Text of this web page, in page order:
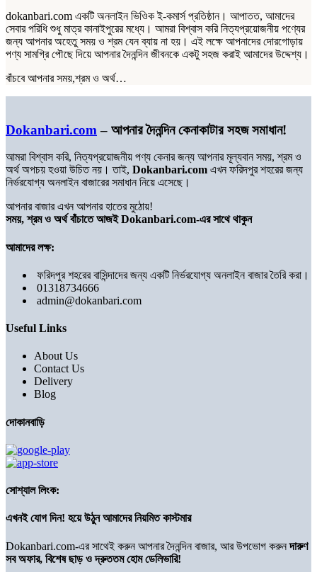
dokanbari.com একটি অনলাইন ভিওিক ই-কমার্স প্রতিষ্ঠান। আপাতত, আমাদের
সেবার পরিধি শুধু মাত্র কানাইপুরের মধ্যে। আমরা বিশ্বাস করি নিত্যপ্রয়োজনীয় পণ্যের
জন্য আপনার অহেতু সময় ও শ্রম যেন ব্যায় না হয়। এই লক্ষে আপনাদের দোরগোড়ায়
পণ্য সামগ্রি পৌছে দিয়ে আপনার দৈনন্দিন জীবনকে একটু সহজ করাই আমাদের উদ্দেশ্য।
বাঁচবে আপনার সময়,শ্রম ও অর্থ…
Dokanbari.com – আপনার দৈনন্দিন কেনাকাটার সহজ সমাধান!
আমরা বিশ্বাস করি, নিত্যপ্রয়োজনীয় পণ্য কেনার জন্য আপনার মূল্যবান সময়, শ্রম ও
অর্থ অপচয় হওয়া উচিত নয়। তাই, Dokanbari.com এখন ফরিদপুর শহরের জন্য
নির্ভরযোগ্য অনলাইন বাজারের সমাধান নিয়ে এসেছে।
আপনার বাজার এখন আপনার হাতের মুঠোয়!
সময়, শ্রম ও অর্থ বাঁচাতে আজই Dokanbari.com-এর সাথে থাকুন
আমাদের লক্ষ:
ফরিদপুর শহরের বাসিন্দাদের জন্য একটি নির্ভরযোগ্য অনলাইন বাজার তৈরি করা।
01318734666
admin@dokanbari.com
Useful Links
About Us
Contact Us
Delivery
Blog
দোকানবাড়ি
সোশ্যাল লিংক:
এখনই যোগ দিন! হয়ে উঠুন আমাদের নিয়মিত কাস্টমার
Dokanbari.com-এর সাথেই করুন আপনার দৈনন্দিন বাজার, আর উপভোগ করুনদারুণ
সব অফার, বিশেষ ছাড় ও দ্রুততম হোম ডেলিভারি!